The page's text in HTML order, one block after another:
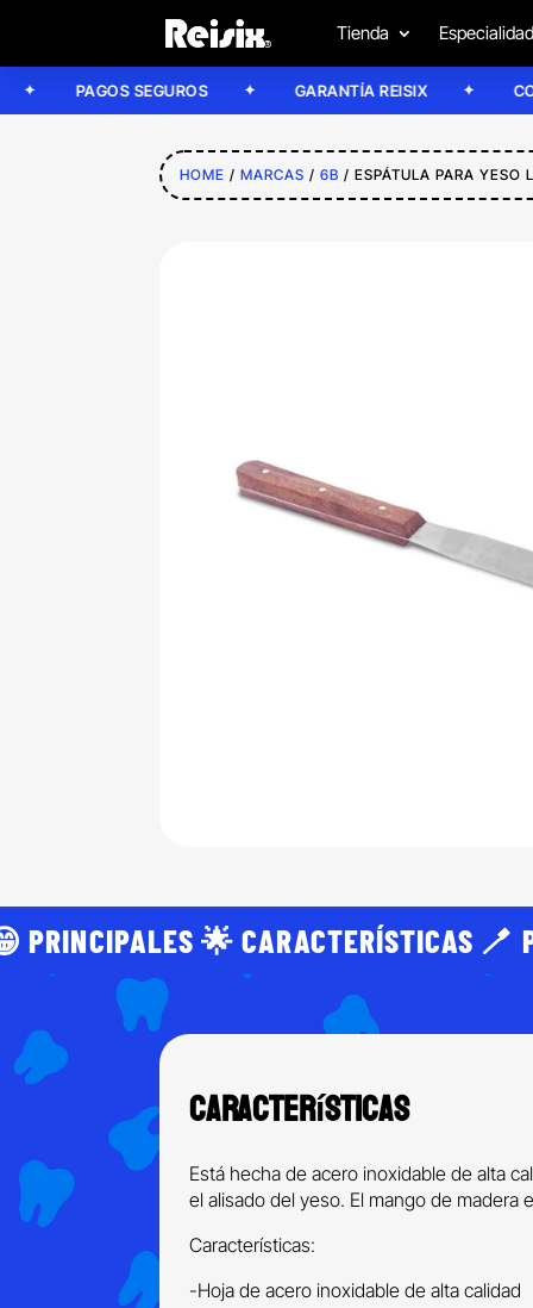
Tienda
PAGOS SEGUROS GARANTÍA REISIX CONFÍA
HOME /MARCAS /6B / ESPÁTULA PARA YESO
PRINCIPALES 🌟 CARACTERÍSTICAS
Características
Está hecha de acero inoxidable de alta
el alisado del yeso. El mango de
Características:
-Hoja de acero inoxidable de alta calidad